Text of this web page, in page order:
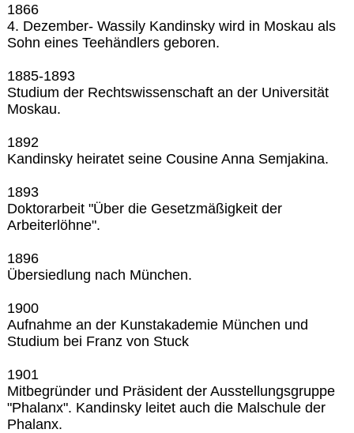
1866
4. Dezember- Wassily Kandinsky wird in Moskau als
Sohn eines Teehändlers geboren.
1885-1893
Studium der Rechtswissenschaft an der Universität
Moskau.
1892
Kandinsky heiratet seine Cousine Anna Semjakina.
1893
Doktorarbeit "Über die Gesetzmäßigkeit der
Arbeiterlöhne".
1896
Übersiedlung nach München.
1900
Aufnahme an der Kunstakademie München und
Studium bei Franz von Stuck
1901
Mitbegründer und Präsident der Ausstellungsgruppe
"Phalanx". Kandinsky leitet auch die Malschule der
Phalanx.